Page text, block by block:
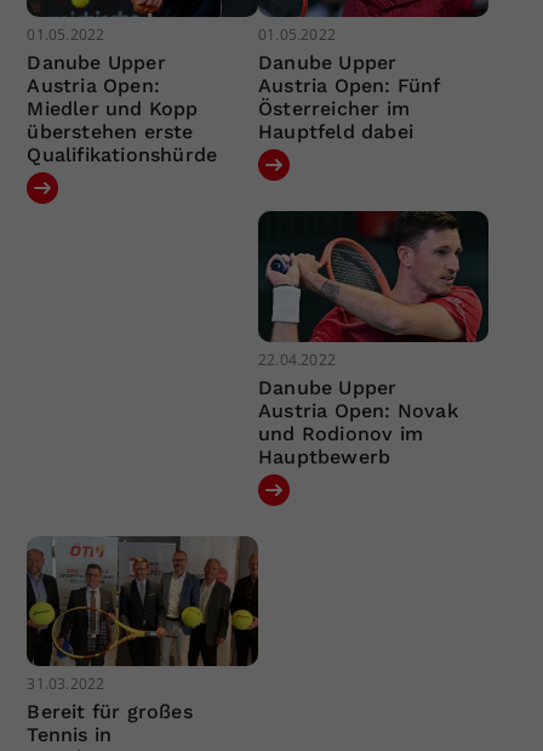
01.05.2022
Danube Upper
Austria Open:
Miedler und Kopp
überstehen erste
Qualifikationshürde
01.05.2022
Danube Upper
Austria Open: Fünf
Österreicher im
Hauptfeld dabei
22.04.2022
Danube Upper
Austria Open: Novak
und Rodionov im
Hauptbewerb
31.03.2022
Bereit für großes
Tennis in